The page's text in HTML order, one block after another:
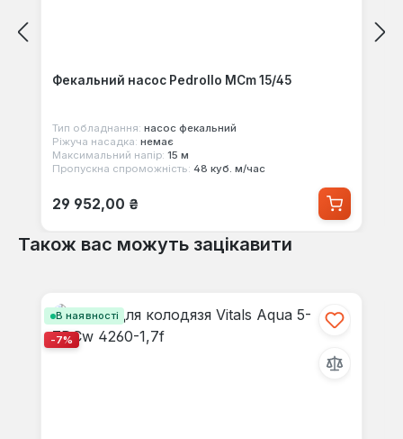
Фекальний насос Pedrollo MCm 15/45
Тип обладнання: насос фекальний
Ріжуча насадка: немає
Максимальний напір: 15 м
Пропускна спроможність: 48 куб. м/час
Звичайна ціна:
29 952,00 ₴
Також вас можуть зацікавити
В наявності
-7%